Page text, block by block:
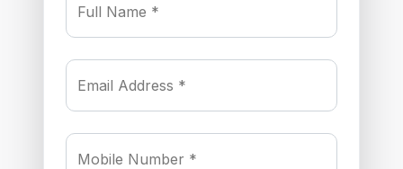
Full Name *
Email Address *
Mobile Number *